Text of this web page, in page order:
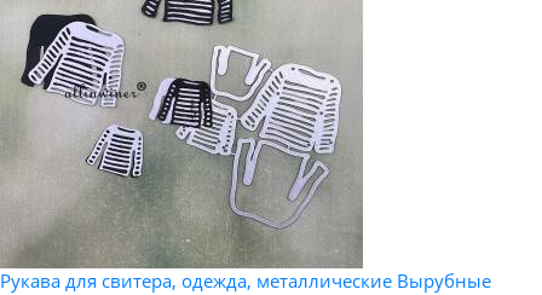
Рукава для свитера, одежда, металлические Вырубные